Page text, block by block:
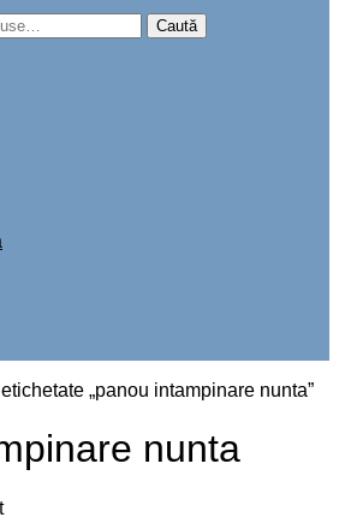
Caută
„panou intampinare nunta”
nunta